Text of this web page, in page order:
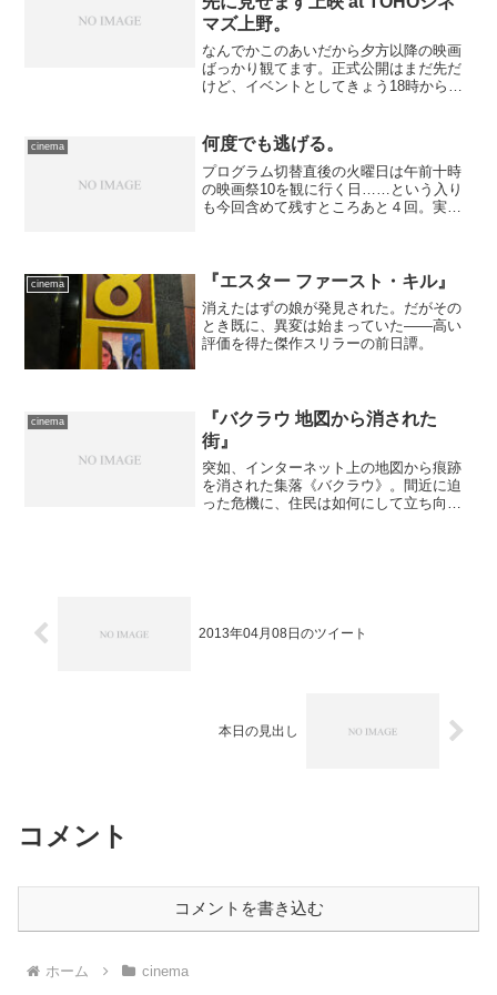
マズ上野。
なんでかこのあいだから夕方以降の映画
ばっかり観てます。正式公開はまだ先だ
けど、イベントとしてきょう18時から各
た。 劇場はTOHOシネマズ上野にしま
した……やっぱし夜出か...
cinema 何度でも逃げる。
プログラム切替直後の火曜日は午前十時
の映画祭10を観に行く日……という入り
も今回含めて残すところあと４回。実の
リタイヤすることになっ...
cinema 『エスター ファースト・キル』
消えたはずの娘が発見された。だがその
とき既に、異変は始まっていた――高い
評価を得た傑作スリラーの前日譚。
cinema
『バクラウ 地図から消された
街』
突如、インターネット上の地図から痕跡
を消された集落《バクラウ》。間近に迫
った危機に、住民は如何にして立ち向か
2013年04月08日のツイート
本日の見出し
コメント
コメントを書き込む
ホーム cinema